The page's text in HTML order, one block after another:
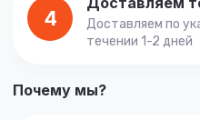
4
Доставляем по
течении 1-2 дней
Почему мы?